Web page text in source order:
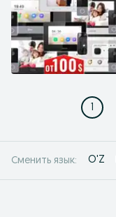
1
Сменить язык: O'Z